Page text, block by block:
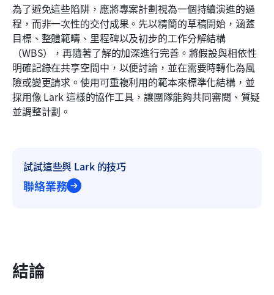
為了避免這些陷阱，應將專案計劃視為一個持續演進的過
程，而非一次性的交付成果。先以精簡的草稿開始，涵蓋
目標、整體範疇、里程碑以及初步的工作分解結構
（WBS），再隨著了解的加深進行完善。將假設與相依性
明確記錄在共享空間中，以便討論，並在需要時轉化為風
險或變更請求。使用可重複利用的範本來標準化結構，並
採用像 Lark 這樣的協作工具，讓團隊能夠共同審閱、質疑
並調整計劃。
試試這些與 Lark 的技巧
聯絡業務
結論